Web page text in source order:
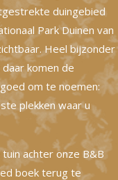
duingebied
Park Duinen van
Heel bijzonder
komen de
om te noemen:
plekken waar u
achter onze B&B
boek terug te